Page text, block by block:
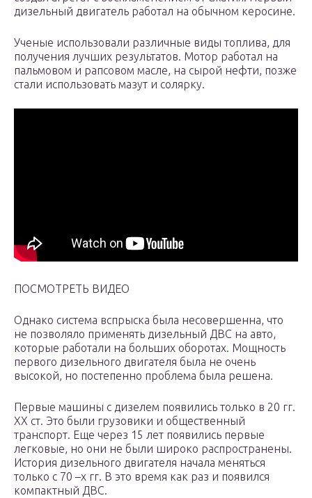
дизельный двигатель работал на обычном керосине.
Ученые использовали различные виды топлива, для
получения лучших результатов. Мотор работал на
пальмовом и рапсовом масле, на сырой нефти, позже
стали использовать мазут и солярку.
ПОСМОТРЕТЬ ВИДЕО
Однако система вспрыска была несовершенна, что
не позволяло применять дизельный ДВС на авто,
которые работали на больших оборотах. Мощность
первого дизельного двигателя была не очень
высокой, но постепенно проблема была решена.
Первые машины с дизелем появились только в 20 гг.
XX ст. Это были грузовики и общественный
транспорт. Еще через 15 лет появились первые
легковые, но они не были широко распространены.
История дизельного двигателя начала меняться
только с 70 –х гг. В это время как раз и появился
компактный ДВС.